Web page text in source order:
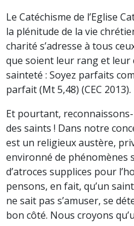
Le Catéchisme de l’Eglise
la plénitude de la vie
charité s’adresse à tous
que soient leur rang et leur
sainteté : Soyez parfaits
parfait (Mt 5,48) (CEC 2013).
Et pourtant,
des saints ! Dans notre
est un religieux austère,
environné de
d’atroces supplices pour
pensons, en fait, qu’un
ne sait pas s’amuser, se
bon côté. Nous croyons